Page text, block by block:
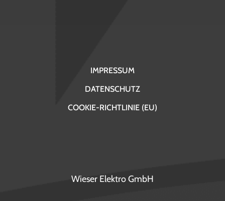
IMPRESSUM
DATENSCHUTZ
COOKIE-RICHTLINIE (EU)
Wieser Elektro GmbH